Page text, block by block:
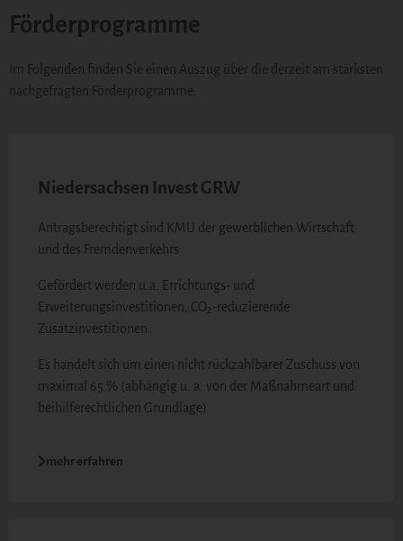
Förderprogramme
Im Folgenden finden Sie einen Auszug über die derzeit am stärksten
nachgefragten Förderprogramme:
Niedersachsen Invest GRW
Antragsberechtigt sind KMU der gewerblichen Wirtschaft
und des Fremdenverkehrs
Gefördert werden u.a. Errichtungs- und
Erweiterungsinvestitionen, CO₂-reduzierende
Zusatzinvestitionen
Es handelt sich um einen nicht rückzahlbarer Zuschuss von
maximal 65 % (abhängig u. a. von der Maßnahmeart und
beihilferechtlichen Grundlage)
mehr erfahren